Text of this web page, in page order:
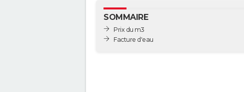
SOMMAIRE
Prix du m3
Facture d'eau